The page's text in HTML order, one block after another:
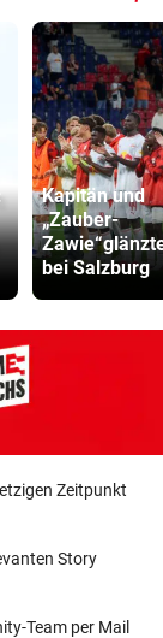
Kapitän und
„Zauber-
bei Salzburg
Zeitpunkt
Story
Team per Mail